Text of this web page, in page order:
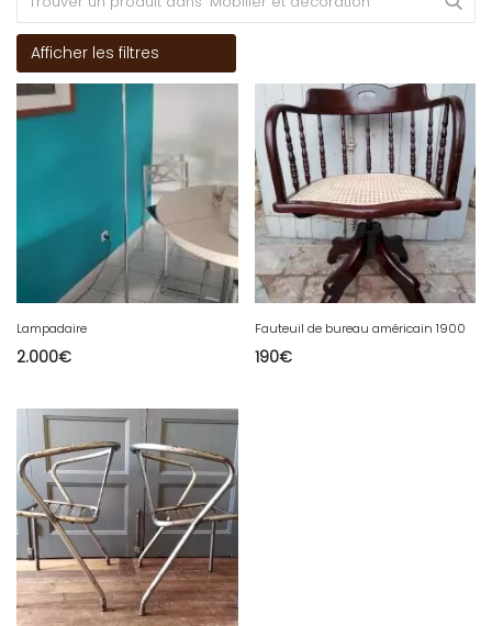
Afficher les filtres
Lampadaire
2.000€
Fauteuil de bureau américain 1900
190€